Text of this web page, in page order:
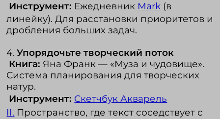
Инструмент: Ежедневник Mark (в
линейку). Для расстановки приоритетов и
дробления больших задач.
4. Упорядочьте творческий поток
Книга: Яна Франк — «Муза и чудовище».
Система планирования для творческих
натур.
Инструмент: Скетчбук Акварель
II. Пространство, где текст соседствует с